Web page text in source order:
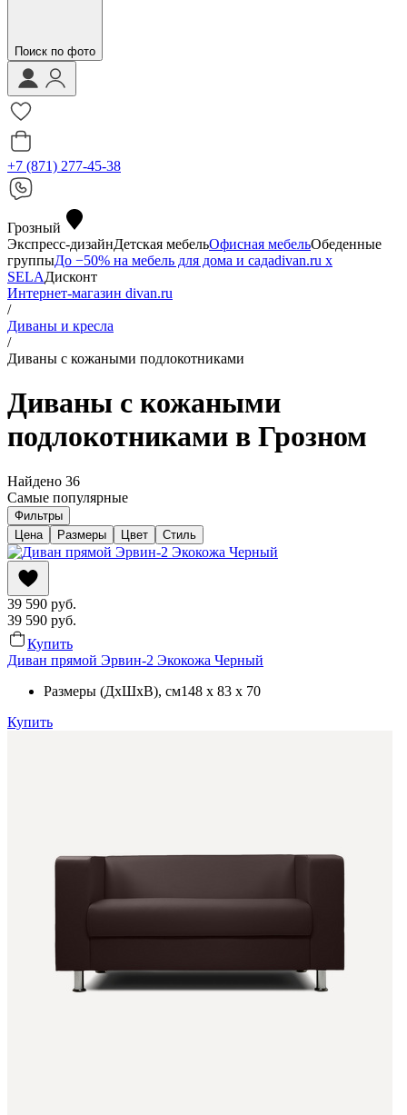
Поиск по фото
+7 (871) 277-45-38
Грозный
Экспресс-дизайнДетская мебельОфисная мебельОбеденные
группыДо −50% на мебель для дома и садаdivan.ru х
SELAДисконт
Интернет-магазин divan.ru
/
Диваны и кресла
/
Диваны с кожаными подлокотниками
Диваны с кожаными
подлокотниками в Грозном
Найдено 36
Самые популярные
Фильтры
Цена
Размеры Цвет Стиль
39 590 руб.
39 590 руб.
Купить
Диван прямой Эрвин-2 Экокожа Черный
Размеры (ДхШхВ), см148 x 83 x 70
Купить